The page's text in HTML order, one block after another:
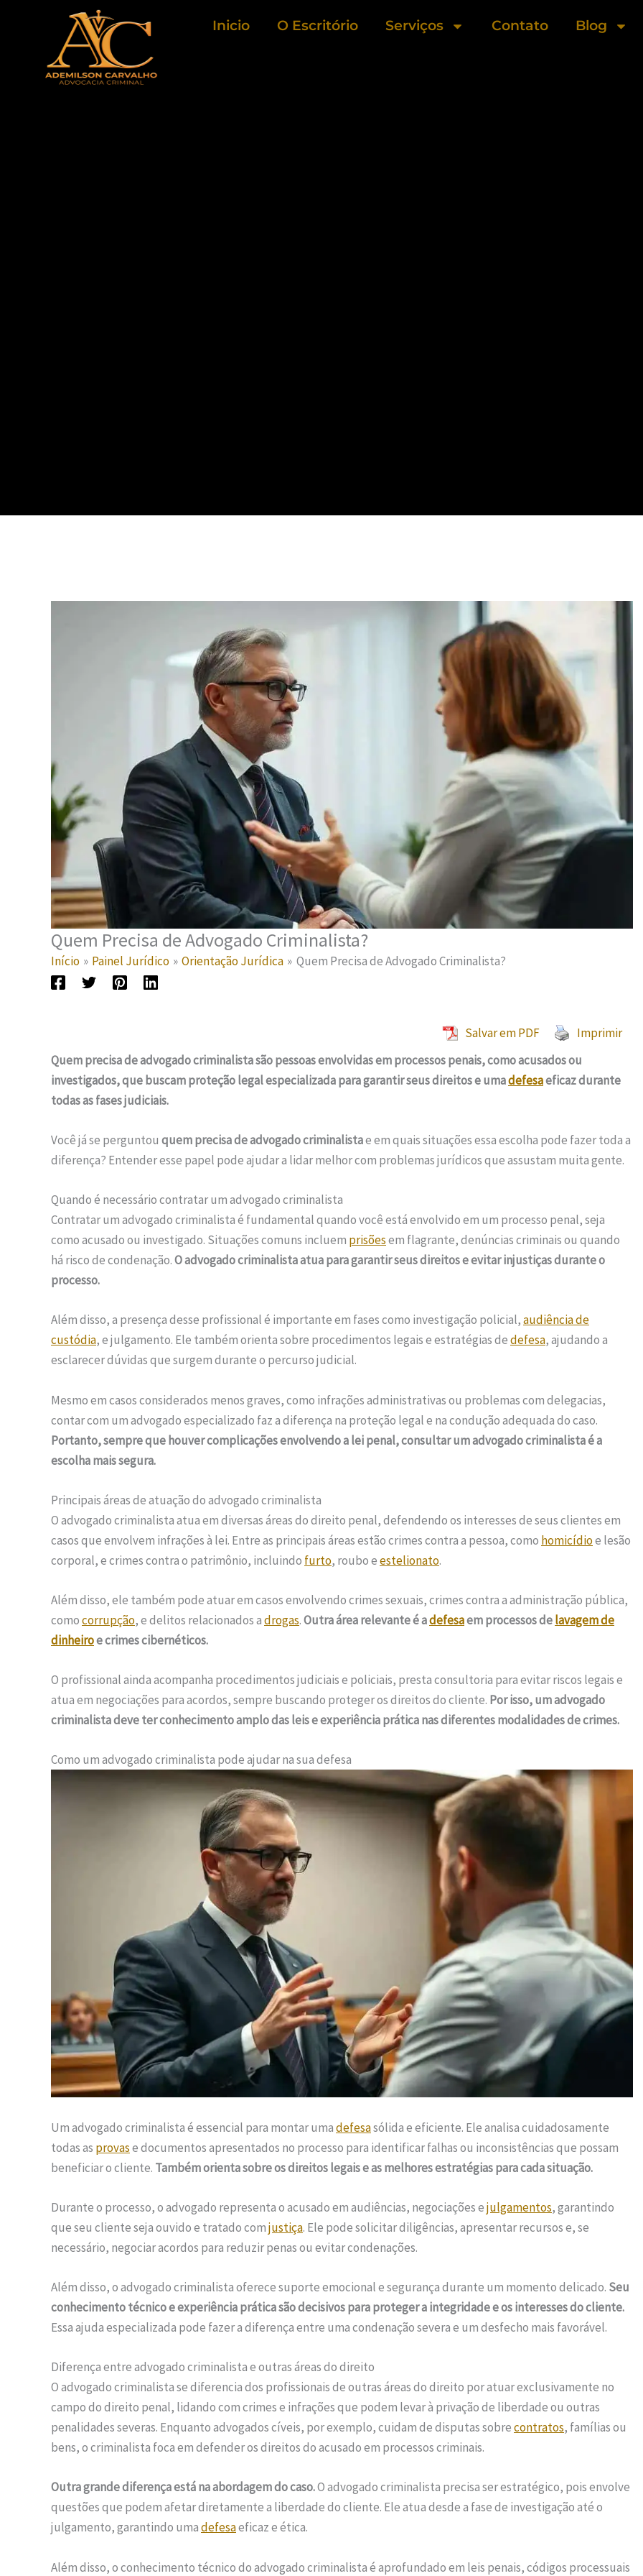
conteúdo
Inicio O Escritório Serviços Contato Blog
Quem Precisa de Advogado Criminalista?
Início Painel Jurídico Orientação Jurídica Quem Precisa de Advogado Criminalista?
Salvar em PDF
Imprimir
Quem precisa de advogado criminalista são pessoas envolvidas em processos penais, como acusados ou
investigados, que buscam proteção legal especializada para garantir seus direitos e umadefesaeficaz durante
todas as fases judiciais.
Você já se perguntou quem precisa de advogado criminalistae em quais situações essa escolha pode fazer toda a
diferença? Entender esse papel pode ajudar a lidar melhor com problemas jurídicos que assustam muita gente.
Quando é necessário contratar um advogado criminalista
Contratar um advogado criminalista é fundamental quando você está envolvido em um processo penal, seja
como acusado ou investigado. Situações comuns incluem prisõesem flagrante, denúncias criminais ou quando
há risco de condenação.O advogado criminalista atua para garantir seus direitos e evitar injustiças durante o
processo.
Além disso, a presença desse profissional é importante em fases como investigação policial,audiência de
custódia, e julgamento. Ele também orienta sobre procedimentos legais e estratégias dedefesa, ajudando a
esclarecer dúvidas que surgem durante o percurso judicial.
Mesmo em casos considerados menos graves, como infrações administrativas ou problemas com delegacias,
contar com um advogado especializado faz a diferença na proteção legal e na condução adequada do caso.
Portanto, sempre que houver complicações envolvendo a lei penal, consultar um advogado criminalista é a
escolha mais segura.
Principais áreas de atuação do advogado criminalista
O advogado criminalista atua em diversas áreas do direito penal, defendendo os interesses de seus clientes em
casos que envolvem infrações à lei. Entre as principais áreas estão crimes contra a pessoa, como homicídioe lesão
corporal, e crimes contra o patrimônio, incluindo furto, roubo eestelionato.
Além disso, ele também pode atuar em casos envolvendo crimes sexuais, crimes contra a administração pública,
comocorrupção, e delitos relacionados adrogas.Outra área relevante é adefesaem processos delavagem de
dinheiroe crimes cibernéticos.
O profissional ainda acompanha procedimentos judiciais e policiais, presta consultoria para evitar riscos legais e
atua em negociações para acordos, sempre buscando proteger os direitos do cliente. Por isso, um advogado
criminalista deve ter conhecimento amplo das leis e experiência prática nas diferentes modalidades de crimes.
Como um advogado criminalista pode ajudar na sua defesa
Um advogado criminalista é essencial para montar umadefesasólida e eficiente. Ele analisa cuidadosamente
todas as provase documentos apresentados no processo para identificar falhas ou inconsistências que possam
beneficiar o cliente. Também orienta sobre os direitos legais e as melhores estratégias para cada situação.
Durante o processo, o advogado representa o acusado em audiências, negociações ejulgamentos, garantindo
que seu cliente seja ouvido e tratado comjustiça. Ele pode solicitar diligências, apresentar recursos e, se
necessário, negociar acordos para reduzir penas ou evitar condenações.
Além disso, o advogado criminalista oferece suporte emocional e segurança durante um momento delicado. Seu
conhecimento técnico e experiência prática são decisivos para proteger a integridade e os interesses do cliente.
Essa ajuda especializada pode fazer a diferença entre uma condenação severa e um desfecho mais favorável.
Diferença entre advogado criminalista e outras áreas do direito
O advogado criminalista se diferencia dos profissionais de outras áreas do direito por atuar exclusivamente no
campo do direito penal, lidando com crimes e infrações que podem levar à privação de liberdade ou outras
penalidades severas. Enquanto advogados cíveis, por exemplo, cuidam de disputas sobrecontratos, famílias ou
bens, o criminalista foca em defender os direitos do acusado em processos criminais.
Outra grande diferença está na abordagem do caso.O advogado criminalista precisa ser estratégico, pois envolve
questões que podem afetar diretamente a liberdade do cliente. Ele atua desde a fase de investigação até o
julgamento, garantindo umadefesaeficaz e ética.
Além disso, o conhecimento técnico do advogado criminalista é aprofundado em leis penais, códigos processuais